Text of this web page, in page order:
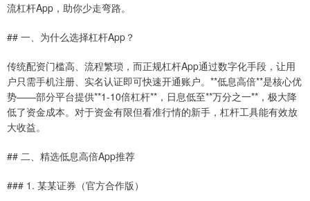
流杠杆App，助你少走弯路。
## 一、为什么选择杠杆App？
传统配资门槛高、流程繁琐，而正规杠杆App通过数字化手段，让用
户只需手机注册、实名认证即可快速开通账户。**低息高倍**是核心优
势——部分平台提供**1-10倍杠杆**，日息低至**万分之一**，极大降
低了资金成本。对于资金有限但看准行情的新手，杠杆工具能有效放
大收益。
## 二、精选低息高倍App推荐
### 1. 某某证券（官方合作版）